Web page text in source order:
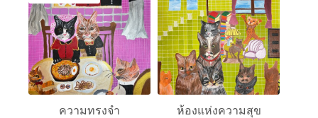
ความทรงจำ
ห้องแห่งความสุข